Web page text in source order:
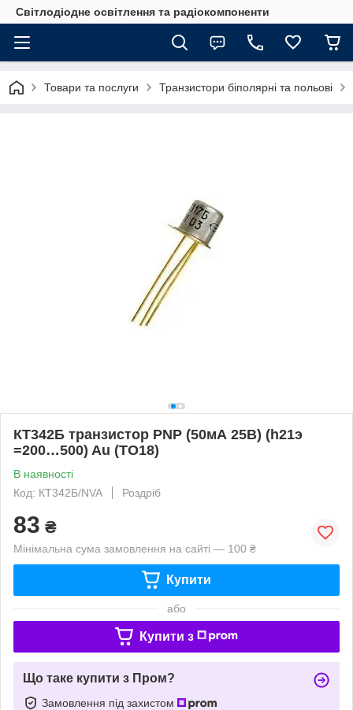
Світлодіодне освітлення та радіокомпоненти
Товари та послуги Транзистори біполярні та польові
КТ342Б транзистор PNP (50мА 25В) (h21э
=200…500) Au (ТО18)
В наявності
Код: КТ342Б/NVA
Роздріб
83 ₴
Мінімальна сума замовлення на сайті — 100 ₴
Купити
або
Купити з
Що таке купити з Пром?
Замовлення під захистом